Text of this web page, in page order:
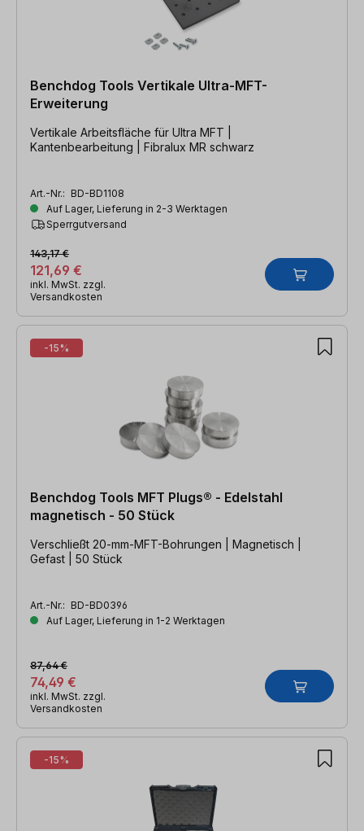
Benchdog Tools Vertikale Ultra-MFT-
Erweiterung
Vertikale Arbeitsfläche für Ultra MFT |
Kantenbearbeitung | Fibralux MR schwarz
Art.-Nr.: BD-BD1108
Auf Lager, Lieferung in 2-3 Werktagen
Sperrgutversand
121,69 €
143,17 €
inkl. MwSt. zzgl.
Versandkosten
-15%
Benchdog Tools MFT Plugs® - Edelstahl
magnetisch - 50 Stück
Verschließt 20-mm-MFT-Bohrungen | Magnetisch |
Gefast | 50 Stück
Art.-Nr.: BD-BD0396
Auf Lager, Lieferung in 1-2 Werktagen
74,49 €
87,64 €
inkl. MwSt. zzgl.
Versandkosten
-15%